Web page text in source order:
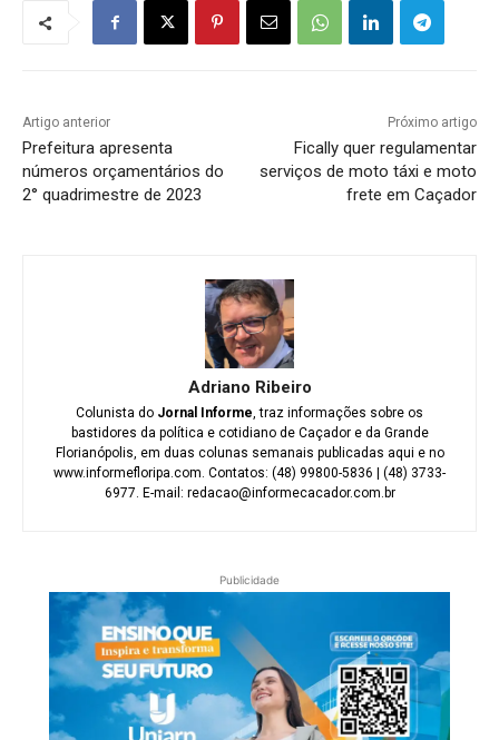
Artigo anterior
Prefeitura apresenta
números orçamentários do
2° quadrimestre de 2023
Próximo artigo
Fically quer regulamentar
serviços de moto táxi e moto
frete em Caçador
Adriano Ribeiro
Colunista do Jornal Informe, traz informações sobre os
bastidores da política e cotidiano de Caçador e da Grande
Florianópolis, em duas colunas semanais publicadas aqui e no
www.informefloripa.com. Contatos: (48) 99800-5836 | (48) 3733-
6977. E-mail: redacao@informecacador.com.br
Publicidade